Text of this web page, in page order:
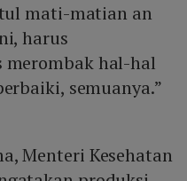
mati-matian an
harus
merombak hal-hal
semuanya.”
Menteri Kesehatan